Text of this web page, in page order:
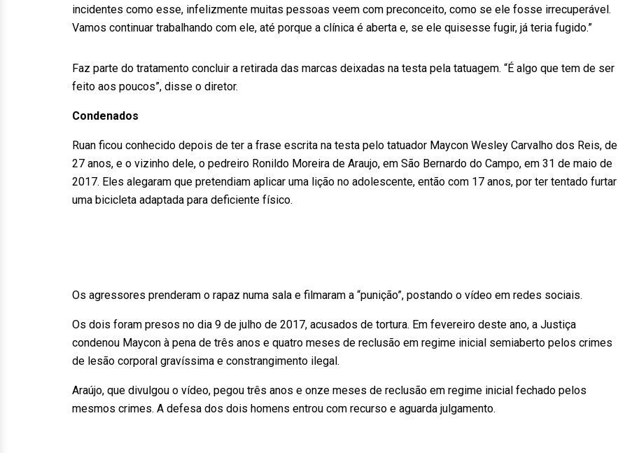
incidentes como esse, infelizmente muitas pessoas veem com preconceito, como se ele fosse irrecuperável.
Vamos continuar trabalhando com ele, até porque a clínica é aberta e, se ele quisesse fugir, já teria fugido.”
Faz parte do tratamento concluir a retirada das marcas deixadas na testa pela tatuagem. “É algo que tem de ser
feito aos poucos”, disse o diretor.
Condenados
Ruan ficou conhecido depois de ter a frase escrita na testa pelo tatuador Maycon Wesley Carvalho dos Reis, de
27 anos, e o vizinho dele, o pedreiro Ronildo Moreira de Araujo, em São Bernardo do Campo, em 31 de maio de
2017. Eles alegaram que pretendiam aplicar uma lição no adolescente, então com 17 anos, por ter tentado furtar
uma bicicleta adaptada para deficiente físico.
Os agressores prenderam o rapaz numa sala e filmaram a “punição”, postando o vídeo em redes sociais.
Os dois foram presos no dia 9 de julho de 2017, acusados de tortura. Em fevereiro deste ano, a Justiça
condenou Maycon à pena de três anos e quatro meses de reclusão em regime inicial semiaberto pelos crimes
de lesão corporal gravíssima e constrangimento ilegal.
Araújo, que divulgou o vídeo, pegou três anos e onze meses de reclusão em regime inicial fechado pelos
mesmos crimes. A defesa dos dois homens entrou com recurso e aguarda julgamento.